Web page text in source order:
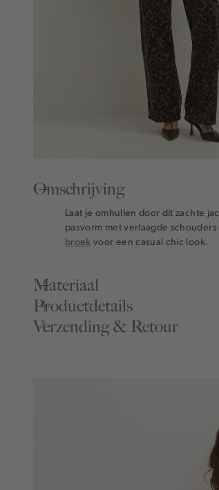
Omschrijving
Laat je omhullen door dit zachte
pasvorm met verlaagde
broek voor een casual chic look.
Materiaal
Productdetails
Verzending & Retour